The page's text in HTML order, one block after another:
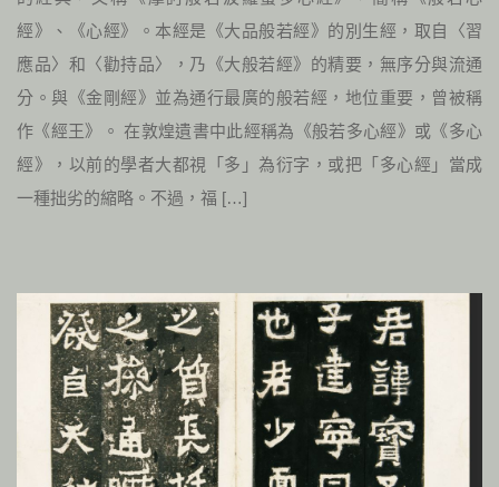
經》、《心經》。本經是《大品般若經》的別生經，取自〈習
應品〉和〈勸持品〉，乃《大般若經》的精要，無序分與流通
分。與《金剛經》並為通行最廣的般若經，地位重要，曾被稱
作《經王》。 在敦煌遺書中此經稱為《般若多心經》或《多心
經》，以前的學者大都視「多」為衍字，或把「多心經」當成
一種拙劣的縮略。不過，福 […]